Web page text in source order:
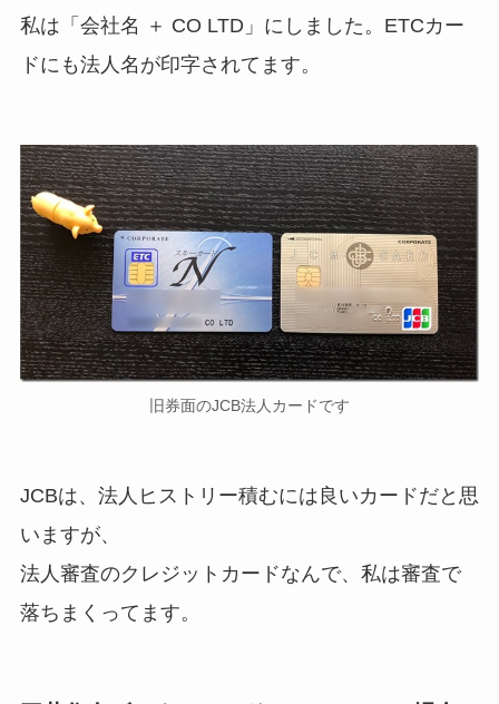
私は「会社名 ＋ CO LTD」にしました。ETCカー
ドにも法人名が印字されてます。
旧券面のJCB法人カードです
JCBは、法人ヒストリー積むには良いカードだと思
いますが、
法人審査のクレジットカードなんで、私は審査で
落ちまくってます。